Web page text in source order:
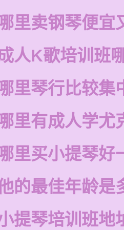
里卖钢琴便宜
人K歌培训班
里琴行比较集
里有成人学尤
里买小提琴好
的最佳年龄是
提琴培训班地